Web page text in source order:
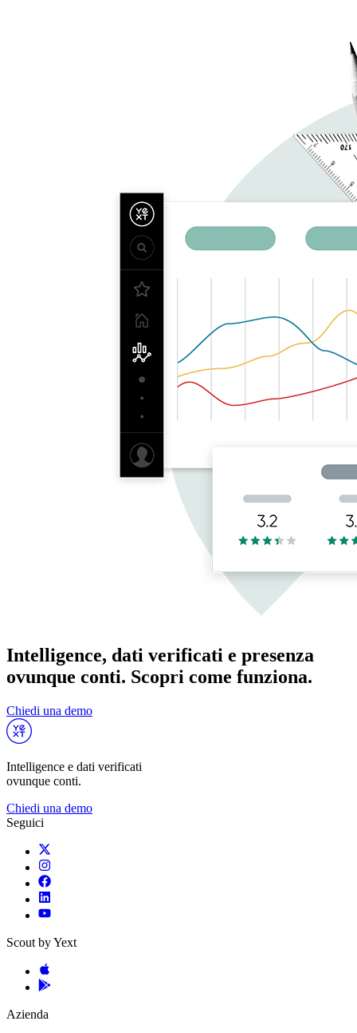
Intelligence, dati verificati e presenza
ovunque conti. Scopri come funziona.
Chiedi una demo
Intelligence e dati verificati
ovunque conti.
Chiedi una demo
Seguici
Scout by Yext
Azienda